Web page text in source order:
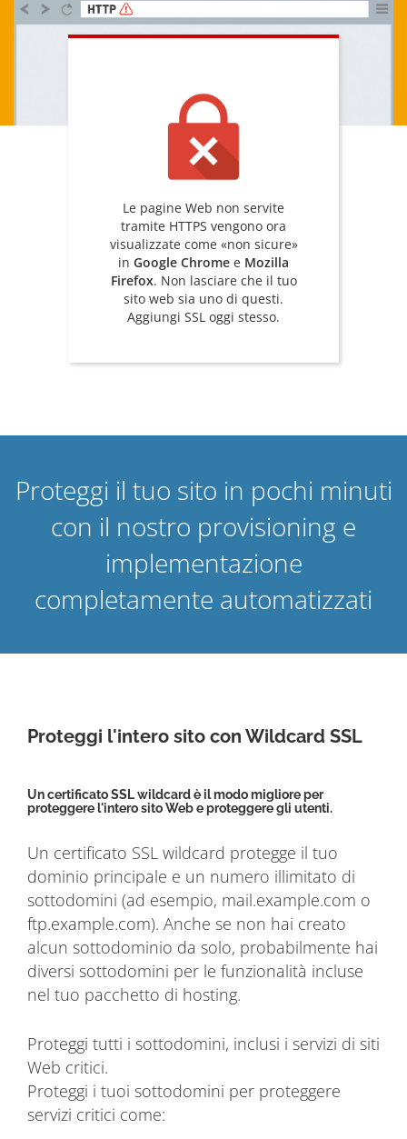
Le pagine Web non servite
tramite HTTPS vengono ora
visualizzate come «non sicure»
in Google Chrome e Mozilla
Firefox. Non lasciare che il tuo
sito web sia uno di questi.
Aggiungi SSL oggi stesso.
Proteggi il tuo sito in pochi minuti
con il nostro provisioning e
implementazione
completamente automatizzati
Proteggi l'intero sito con Wildcard SSL
Un certificato SSL wildcard è il modo migliore per
proteggere l'intero sito Web e proteggere gli utenti.
Un certificato SSL wildcard protegge il tuo
dominio principale e un numero illimitato di
sottodomini (ad esempio, mail.example.com o
ftp.example.com). Anche se non hai creato
alcun sottodominio da solo, probabilmente hai
diversi sottodomini per le funzionalità incluse
nel tuo pacchetto di hosting.
Proteggi tutti i sottodomini, inclusi i servizi di siti
Web critici.
Proteggi i tuoi sottodomini per proteggere
servizi critici come: